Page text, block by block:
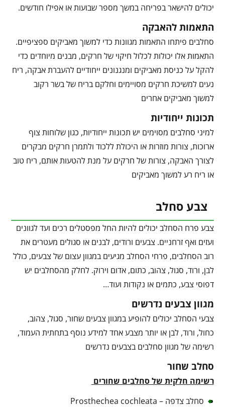
יכולים להישאר בפריחה במשך מספר שבועות או אפילו חודשים.
התאמות להאבקה
סחלבים פיתחו התאמות מגוונות כדי למשוך מאביקים ספציפיים.
התאמות אלו יכולות לכלול חיקוי של חרקים, מבנים מיוחדים כדי
להקל על כניסת מאביקים ומנגנונים ייחודיים להעברת אבקה, ריח
נעים למשיכת חרקים מסויימים וחלקם בריח של בשר רקוב
למשוך מאביקים אחרים
תכונות ייחודיות
למיני סחלבים מסוימים יש תכונות ייחודיות, כגון שלוחות צוף
ארוכות, צורות מוזרות או היכולת ללכוד ולתמרן חרקים מבקרים
לצורך האבקה, צורות של חרקים על מנת להטעות אותם, ריח טוב
או ריח רע למשוך מאביקים
צבע סחלב
צבע פרח הסחלב יכולים להיות החל מפסטלים רכים ועד לגוונים
ועזים ואף זרחניים. צבעים ורודים, לבנים או סגולים מעטרים את
רוב הסחלבים, פרחי הסחלב מגיעים במגוון עצום של צבעים, כולל
לבן, ורוד, סגול, צהוב, כתום, אדום וירוק. לחלק מהסחלבים יש
דפוסי צבע, כתמים או נקודות ועוד…
מגוון צבעים נדרשים
צבעי הסחלב יכולים להופיע במגוון צבעים שחור, סגול, צהוב,
כחול, ורוד, לבן או יותר מצבע אחד למידע נוסף בתחתית העמוד,
רשימה של מגוון סחלבים בצבעים נדרשים
סחלב שחור
רשימה חלקית של סחלבים שחורים
סחלב צדפה – Prosthechea cochleata